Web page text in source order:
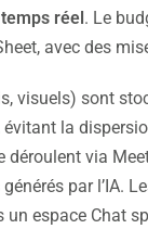
réel. Le
avec des
visuels) sont
évitant la
déroulent via
par l’IA.
espace Chat